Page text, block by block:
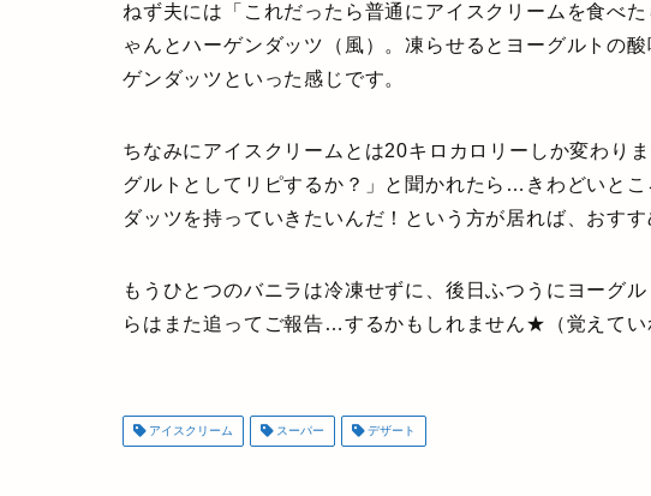
ねず夫には「これだったら普通にアイスクリームを食べ
ゃんとハーゲンダッツ（風）。凍らせるとヨーグルトの
ゲンダッツといった感じです。
ちなみにアイスクリームとは20キロカロリーしか変わり
グルトとしてリピするか？」と聞かれたら…きわどいと
ダッツを持っていきたいんだ！という方が居れば、おす
もうひとつのバニラは冷凍せずに、後日ふつうにヨーグ
らはまた追ってご報告…するかもしれません★（覚えてい
アイスクリーム スーパー デザート